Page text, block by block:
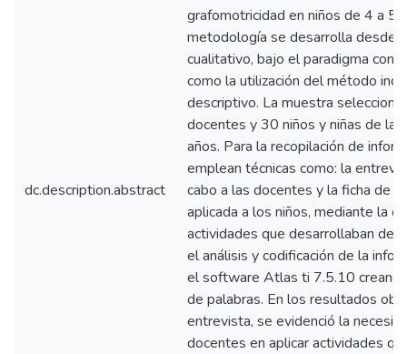
dc.description.abstract
grafomotricidad en niños de 4 a 5
metodología se desarrolla desde
cualitativo, bajo el paradigma
como la utilización del método
descriptivo. La muestra
docentes y 30 niños y niñas de la
años. Para la recopilación de
emplean técnicas como: la
cabo a las docentes y la ficha de
aplicada a los niños, mediante la
actividades que desarrollaban
el análisis y codificación de la
el software Atlas ti 7.5.10
de palabras. En los resultados
entrevista, se evidenció la
docentes en aplicar actividades